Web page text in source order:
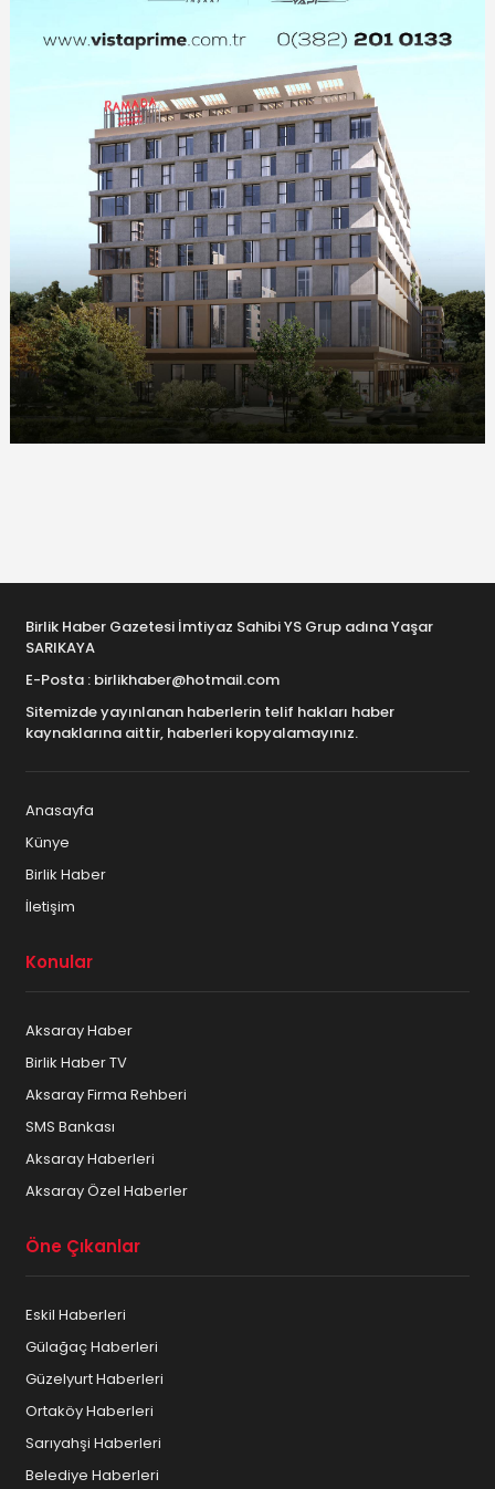
Birlik Haber Gazetesi İmtiyaz Sahibi YS Grup adına Yaşar
SARIKAYA
E-Posta : birlikhaber@hotmail.com
Sitemizde yayınlanan haberlerin telif hakları haber
kaynaklarına aittir, haberleri kopyalamayınız.
Anasayfa
Künye
Birlik Haber
İletişim
Konular
Aksaray Haber
Birlik Haber TV
Aksaray Firma Rehberi
SMS Bankası
Aksaray Haberleri
Aksaray Özel Haberler
Öne Çıkanlar
Eskil Haberleri
Gülağaç Haberleri
Güzelyurt Haberleri
Ortaköy Haberleri
Sarıyahşi Haberleri
Belediye Haberleri